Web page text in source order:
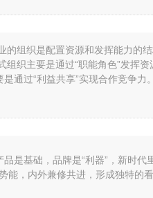
的组织是配置资源和发挥能力的
织主要是通过“职能角色”发挥资
通过“利益共享”实现合作竞争力。
是基础，品牌是“利器”，新时代
，内外兼修共进，形成独特的看